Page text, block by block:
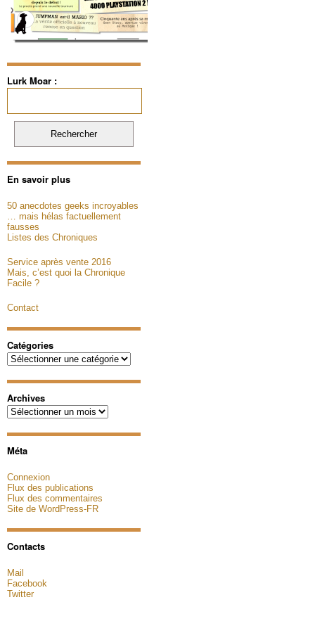
Lurk Moar :
En savoir plus
50 anecdotes geeks incroyables
… mais hélas factuellement
fausses
Listes des Chroniques
Service après vente 2016
Mais, c’est quoi la Chronique
Facile ?
Contact
Catégories
Catégories
Archives
Archives
Méta
Connexion
Flux des publications
Flux des commentaires
Site de WordPress-FR
Contacts
Mail
Facebook
Twitter